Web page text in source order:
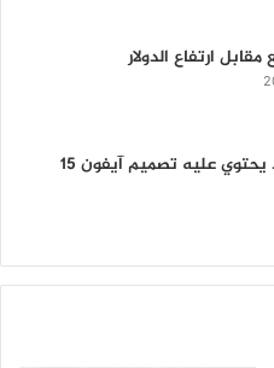
ارتفاع الدولار
عليه تصميم آيفون 15